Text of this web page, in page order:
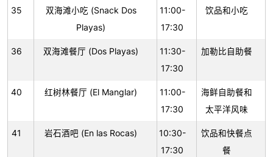
35
双海滩小吃 (Snack Dos
Playas)
11:00-
17:30
饮品和小吃
36 双海滩餐厅 (Dos Playas)
11:30-
17:30
加勒比自助餐
40 红树林餐厅 (El Manglar)
11:00-
17:30
海鲜自助餐和
太平洋风味
41 岩石酒吧 (En las Rocas)
10:30-
17:30
饮品和快餐点
餐